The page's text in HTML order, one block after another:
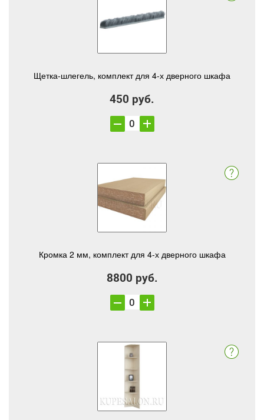
Щетка-шлегель, комплект для 4-х дверного шкафа
450 руб.
Кромка 2 мм, комплект для 4-х дверного шкафа
8800 руб.